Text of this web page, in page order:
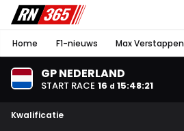
Home F1-nieuws Max Verstappen
GP NEDERLAND
START RACE 16 d 15:48:21
Kwalificatie